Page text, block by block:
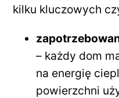
kilku kluczowych
– każdy dom
na energię
powierzchni